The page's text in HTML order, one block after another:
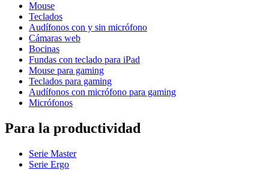
Mouse
Teclados
Audífonos con y sin micrófono
Cámaras web
Bocinas
Fundas con teclado para iPad
Mouse para gaming
Teclados para gaming
Audífonos con micrófono para gaming
Micrófonos
Para la productividad
Serie Master
Serie Ergo